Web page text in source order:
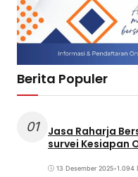
Berita Populer
01
Jasa Raharja
survei Kesiapan
13 Desember 2025•1.094